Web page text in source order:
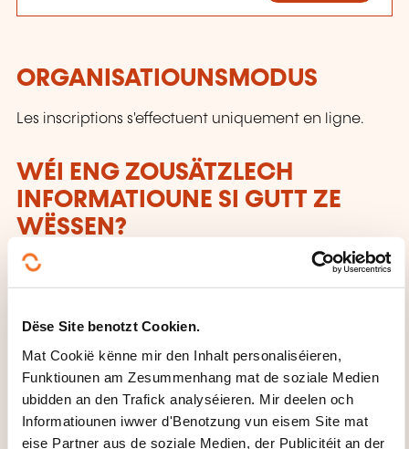
Dëse Site benotzt Cookien.
Mat Cookië kënne mir den Inhalt personaliséieren,
Funktiounen am Zesummenhang mat de soziale Medien
ubidden an den Trafick analyséieren. Mir deelen och
Informatiounen iwwer d'Benotzung vun eisem Site mat
eise Partner aus de soziale Medien, der Publicitéit an der
ORGANISATIOUNSMODUS
Les inscriptions s'effectuent uniquement en ligne.
WÉI ENG ZOUSÄTZLECH
INFORMATIOUNE SI GUTT ZE
WËSSEN?
Während der Schulferien in Luxemburg sowie an
Feiertagen findet kein Kurs statt.